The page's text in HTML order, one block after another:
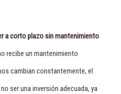
a corto plazo sin mantenimiento
recibe un mantenimiento
cambian constantemente, el
ser una inversión adecuada, ya